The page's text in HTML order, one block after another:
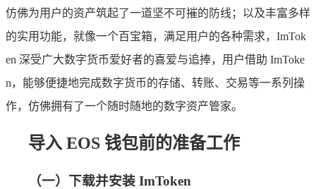
仿佛为用户的资产筑起了一道坚不可摧的防线；以及丰富多样
的实用功能，就像一个百宝箱，满足用户的各种需求，ImTok
en 深受广大数字货币爱好者的喜爱与追捧，用户借助 ImToke
n，能够便捷地完成数字货币的存储、转账、交易等一系列操
作，仿佛拥有了一个随时随地的数字资产管家。
导入 EOS 钱包前的准备工作
（一）下载并安装 ImToken